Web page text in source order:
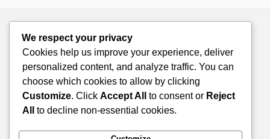
We respect your privacy
Cookies help us improve your experience, deliver
personalized content, and analyze traffic. You can
choose which cookies to allow by clicking
Customize. Click Accept All to consent or Reject
All
to decline non-essential cookies.